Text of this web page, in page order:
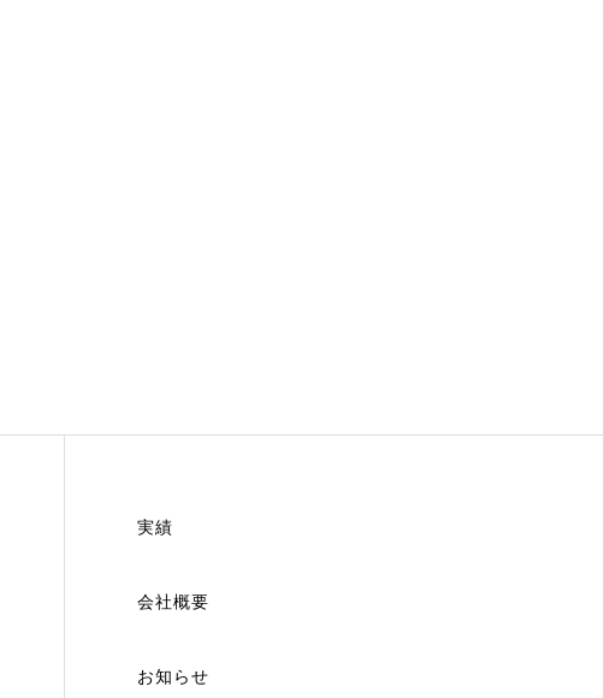
実績
会社概要
お知らせ